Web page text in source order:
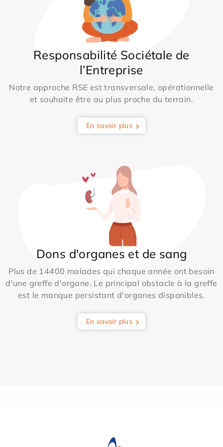
Responsabilité Sociétale de
l’Entreprise
Notre approche RSE est transversale, opérationnelle
et souhaite être au plus proche du terrain.
En savoir plus
Dons d'organes et de sang
Plus de 14400 malades qui chaque année ont besoin
d'une greffe d'organe. Le principal obstacle à la greffe
est le manque persistant d'organes disponibles.
En savoir plus